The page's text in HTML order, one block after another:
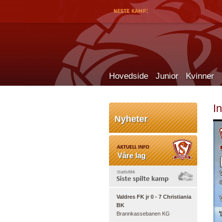
Hovedside Junior Kvinner
Nyheter
Våre lag
Valdres FK jr 0 - 7 Christiania
BK
Brannkassebanen KG